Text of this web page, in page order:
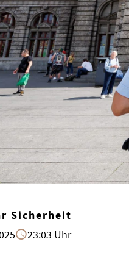
Sicherheit
23:03 Uhr